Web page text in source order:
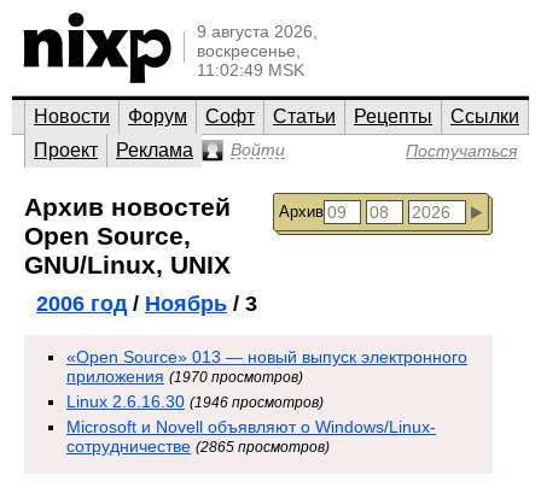
9 августа 2026,
воскресенье,
11:02:49 MSK
Новости Форум Софт Статьи Рецепты
Ссылки
Проект
Реклама Войти Постучаться
Архив
Архив новостей
Open Source,
GNU/Linux, UNIX
2006 год/ Ноябрь / 3
«Open Source» 013 — новый выпуск электронного
приложения (1970 просмотров)
Linux 2.6.16.30 (1946 просмотров)
Microsoft и Novell объявляют о Windows/Linux-
сотрудничестве (2865 просмотров)